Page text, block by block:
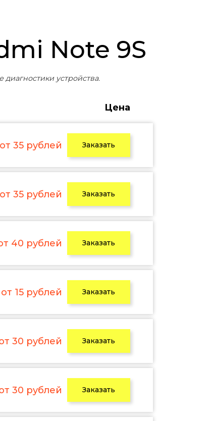
Note 9S
устройства.
Цена
от 35 рублей Заказать
от 35 рублей Заказать
40 рублей Заказать
от 15 рублей Заказать
30 рублей Заказать
30 рублей Заказать